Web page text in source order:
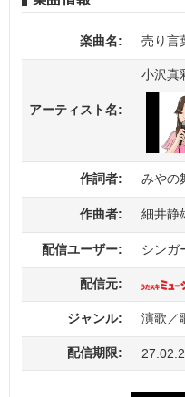
楽曲名: 売り言
アーティスト名:
小沢真
作詞者: みやの
作曲者: 細井静
配信ユーザー: シンガ
配信元:
ジャンル: 演歌／
配信期限: